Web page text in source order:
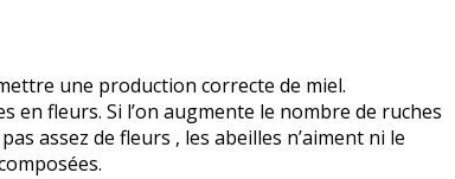
une production correcte de miel.
fleurs. Si l’on augmente le nombre de ruches
assez de fleurs , les abeilles n’aiment ni le